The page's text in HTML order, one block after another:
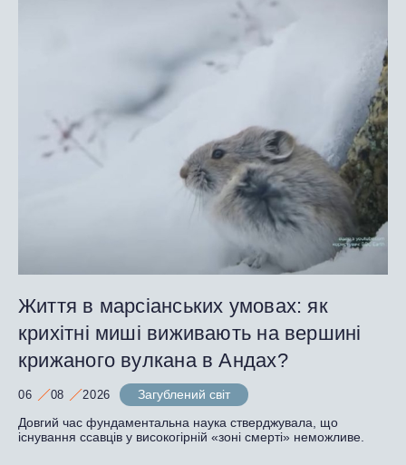
Життя в марсіанських умовах: як
крихітні миші виживають на вершині
крижаного вулкана в Андах?
06 08 2026
Загублений світ
Довгий час фундаментальна наука стверджувала, що
існування ссавців у високогірній «зоні смерті» неможливе.